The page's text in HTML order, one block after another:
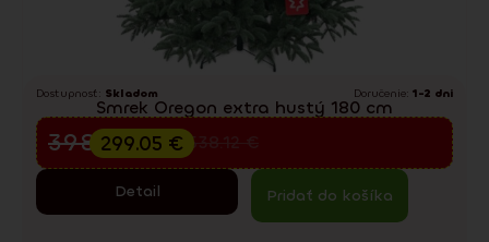
Dostupnosť: Skladom Doručenie: 1-2 dni
Smrek Oregon extra hustý 180 cm
Predvianočný výpredaj
538.12
398.73€
299.05 €
Detail Pridať do košíka